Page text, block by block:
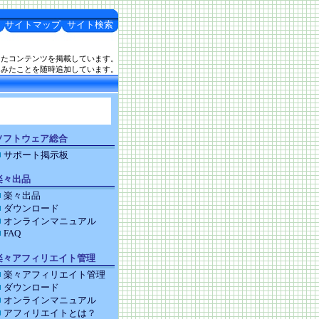
サイトマップ サイト検索
コンテンツを掲載しています。
たことを随時追加しています。
フトウェア総合
サポート掲示板
々出品
楽々出品
ダウンロード
オンラインマニュアル
FAQ
々アフィリエイト管理
楽々アフィリエイト管理
ダウンロード
オンラインマニュアル
アフィリエイトとは？